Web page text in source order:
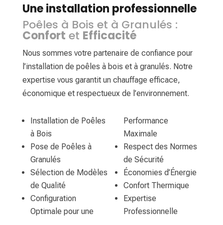
Une installation professionnelle
Poêles à Bois et à Granulés :
Confort et Efficacité
Nous sommes votre partenaire de confiance pour
l’installation de poêles à bois et à granulés. Notre
expertise vous garantit un chauffage efficace,
économique et respectueux de l’environnement.
Installation de Poêles
à Bois
Pose de Poêles à
Granulés
Sélection de Modèles
de Qualité
Configuration
Optimale pour une
Performance
Maximale
Respect des Normes
de Sécurité
Économies d’Énergie
Confort Thermique
Expertise
Professionnelle